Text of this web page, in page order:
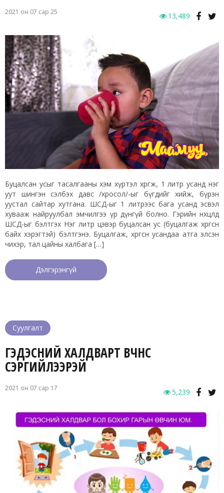
2021 он 07 сар 25 13,489
Буцалсан усыг тасалгааны хэм хүртэл хөргөж, 1 литр усанд нэг
уут шингэн сэлбэх давс /хросол/-ыг бүгдийг хийж, бүрэн
уустал сайтар хутгана. ШСД-ыг 1 литрээс бага усанд эсвэл
хувааж найруулбал эмчилгээ үр дүнгүй болно. Гэрийн нөхцөлд
ШСД-ыг бэлтгэх Нэг литр цэвэр буцалсан ус (буцалгаж хөргөсөн
байх хэрэгтэй) бэлтгэнэ. Буцалгаж, хөргөсөн усандаа атга элсэн
чихэр, тал цайны халбага […]
Дэлгэрэнгүй
Суулгалт
ГЭДЭСНИЙ ХАЛДВАРТ ӨВЧНӨӨС
СЭРГИЙЛЭЭРЭЙ
2021 он 07 сар 17 5,239